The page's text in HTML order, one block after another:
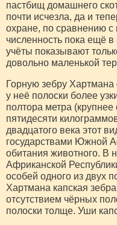
пастбищ домашнего
почти исчезла, да и
охране, по сравнению с
численность пока ещё
учёты показывают
довольно маленькой
Горную зебру Хартмана
у неё полоски более
полтора метра (крупнее
пятидесяти
двадцатого века этот
государствами Южной
обитания животного. В
Африканской
особей одного из двух
Хартмана капская
отсутствием чёрных
полоски толще. Уши